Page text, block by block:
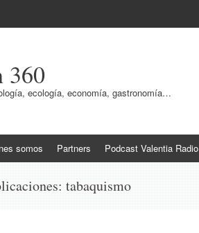
360
ecología, economía, gastronomía…
somos Partners Podcast Valentia Radio
tabaquismo